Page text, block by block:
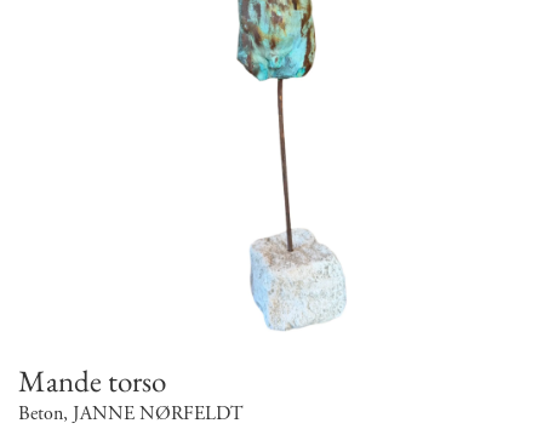
Mande torso
Beton, JANNE NØRFELDT